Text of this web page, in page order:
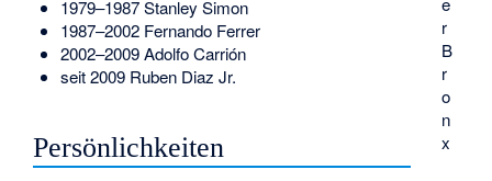
r
B
r
o
n
x
1979–1987Stanley Simon
1987–2002 Fernando Ferrer
2002–2009Adolfo Carrión
seit 2009 Ruben Diaz Jr.
Persönlichkeiten